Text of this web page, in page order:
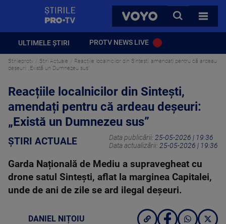
VOYO
CAUTA
TOATE
ULTIMELE ȘTIRI PROTV NEWS LIVE
Stirileprotv Știri Actuale
Reacțiile localnicilor din Sintești, amendați pentru că ardeau
deșeuri: „Există un Dumnezeu sus”
Reacțiile localnicilor din Sintești,
amendați pentru că ardeau deșeuri:
„Există un Dumnezeu sus”
ȘTIRI ACTUALE Data publicării: 25-05-2026 | 19:36
Data actualizării: 25-05-2026 | 19:36
Garda Națională de Mediu a supravegheat cu
drone satul Sintești, aflat la marginea Capitalei,
unde de ani de zile se ard ilegal deșeuri.
DANIEL NIȚOIU